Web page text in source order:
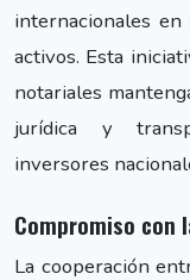
internacionales
activos. Esta
notariales
jurídica y
inversores
Compromiso con
La cooperación